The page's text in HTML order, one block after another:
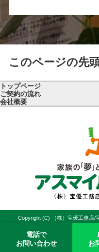
このページの先
トップページ
ご契約の流れ
会社概要
Copyright (C) （株）宝優工務店/
電話で
お問い合わせ
お